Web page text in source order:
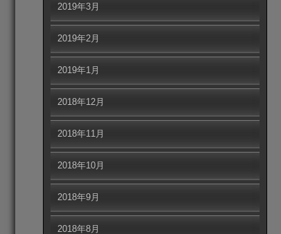
2019年3月
2019年2月
2019年1月
2018年12月
2018年11月
2018年10月
2018年9月
2018年8月